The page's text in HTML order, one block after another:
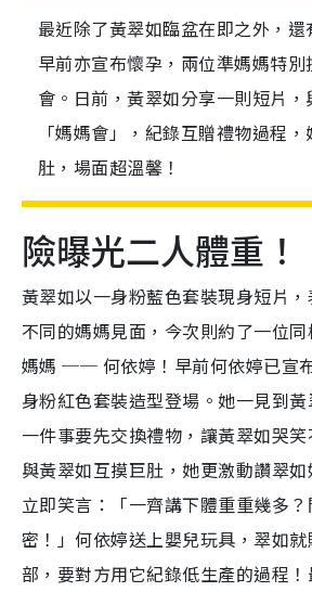
最近除了黃翠如臨盆在即之外，
早前亦宣布懷孕，兩位準媽媽特
會。日前，黃翠如分享一則短片
「媽媽會」，紀錄互贈禮物過程
肚，場面超溫馨！
險曝光二人體重！
黃翠如以一身粉藍色套裝現身短片
不同的媽媽見面，今次則約了一位
媽媽 ── 何依婷！早前何依婷已宣
身粉紅色套裝造型登場。她一見到
一件事要先交換禮物，讓黃翠如哭
與黃翠如互摸巨肚，她更激動讚翠如
立即笑言：「一齊講下體重重幾多
密！」何依婷送上嬰兒玩具，翠如
部，要對方用它紀錄低生產的過程